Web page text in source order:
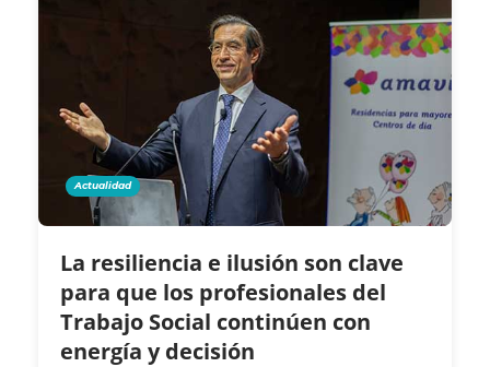
Actualidad
La resiliencia e ilusión son clave
para que los profesionales del
Trabajo Social continúen con
energía y decisión